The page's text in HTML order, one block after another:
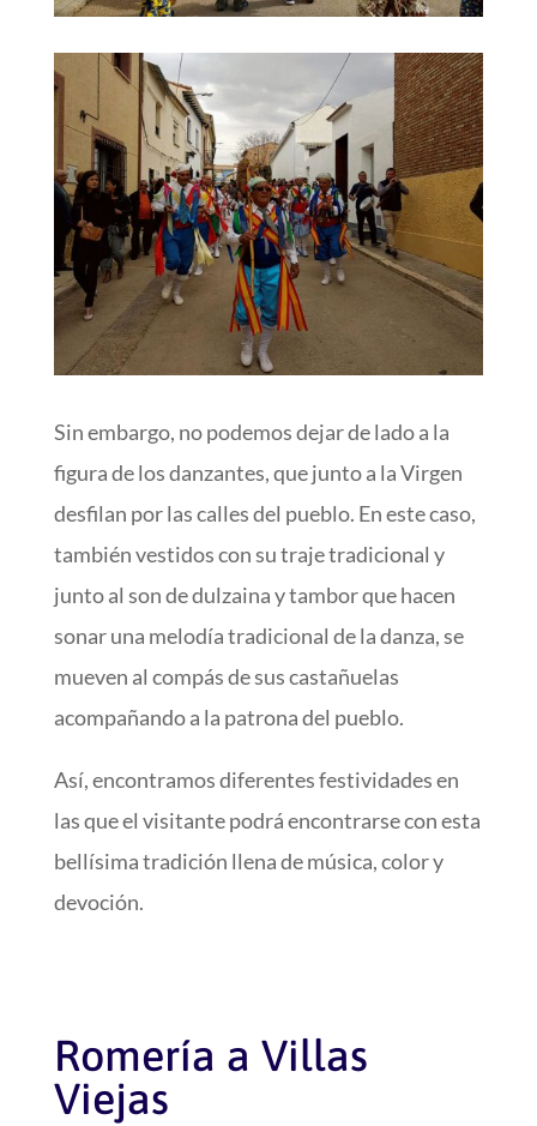
Sin embargo, no podemos dejar de lado a la
figura de los danzantes, que junto a la Virgen
desfilan por las calles del pueblo. En este caso,
también vestidos con su traje tradicional y
junto al son de dulzaina y tambor que hacen
sonar una melodía tradicional de la danza, se
mueven al compás de sus castañuelas
acompañando a la patrona del pueblo.
Así, encontramos diferentes festividades en
las que el visitante podrá encontrarse con esta
bellísima tradición llena de música, color y
devoción.
Romería a Villas
Viejas